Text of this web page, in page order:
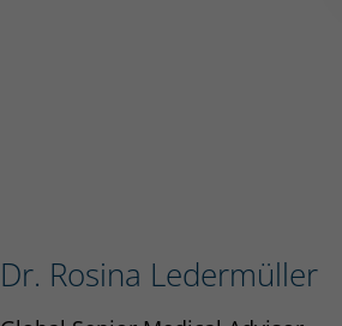
Dr. Rosina Ledermüller